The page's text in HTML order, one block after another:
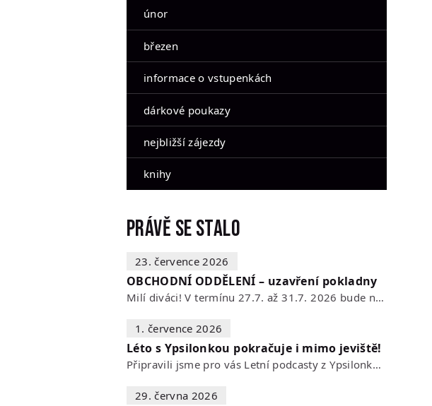
únor
březen
informace o vstupenkách
dárkové poukazy
nejbližší zájezdy
knihy
Právě se stalo
23. července 2026
OBCHODNÍ ODDĚLENÍ – uzavření pokladny
Milí diváci! V termínu 27.7. až 31.7. 2026 bude naše POKLADNA z technických…
1. července 2026
Léto s Ypsilonkou pokračuje i mimo jeviště!
Připravili jsme pro vás Letní podcasty z Ypsilonky – novou sérii rozhovorů s…
29. června 2026